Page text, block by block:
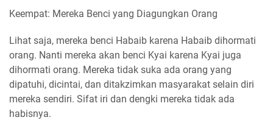
Keempat: Mereka Benci yang Diagungkan Orang
Lihat saja, mereka benci Habaib karena Habaib dihormati
orang. Nanti mereka akan benci Kyai karena Kyai juga
dihormati orang. Mereka tidak suka ada orang yang
dipatuhi, dicintai, dan ditakzimkan masyarakat selain diri
mereka sendiri. Sifat iri dan dengki mereka tidak ada
habisnya.